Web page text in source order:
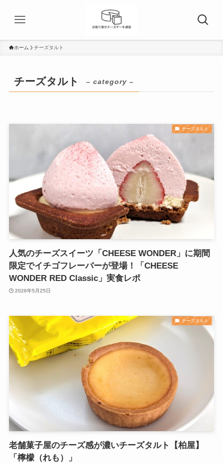
ホーム チーズタルト
チーズタルト – category –
チーズタルト
人気のチーズスイーツ「CHEESE WONDER」に期間
限定でイチゴフレーバーが登場！「CHEESE
WONDER RED Classic」実食レポ
2026年5月25日
チーズタルト
老舗菓子屋のチーズ感が濃いチーズタルト【柏屋】
「檸檬（れも）」